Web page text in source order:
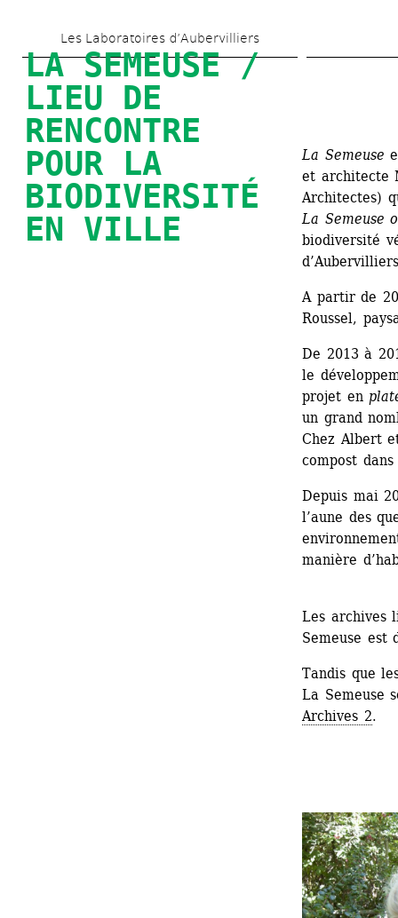
to
main
content
Les Laboratoires d’Aubervilliers
LA SEMEUSE /
LIEU DE
RENCONTRE
POUR LA
BIODIVERSITÉ
EN VILLE
La Semeuse
et architecte
Architectes)
La Semeuse
biodiversité
A partir de
Roussel,
De 2013 à
le
projet en
un grand
Chez Albert
compost
Depuis mai
l’aune des
manière
Les archives
Semeuse
Tandis que
La Semeuse
Archives 2.